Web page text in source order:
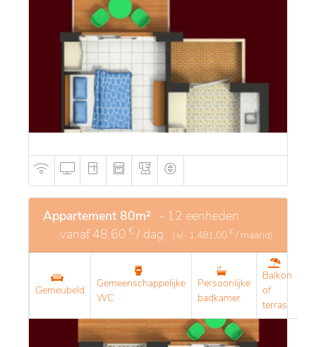
Appartement 80m² - 12 eenheden
vanaf48,60 € / dag (+/- 1.481,00 € / maand)
Gemeubeld
Gemeenschappelijke
WC
Persoonlijke
badkamer
Balkon
of
terras